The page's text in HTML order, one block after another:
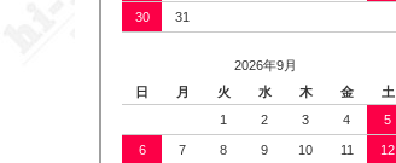
30 31
2026年9月
日
月 火 水 木 金
土
1
2 3 4 5
6 7 8 9 10 11 12